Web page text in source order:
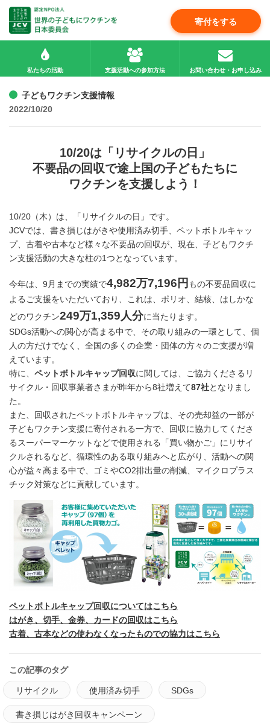
寄付をする
私たちの活動 支援活動への参加方法 お問い合わせ・お申し込み
子どもワクチン支援情報
2022/10/20
10/20は「リサイクルの日」
不要品の回収で途上国の子どもたちに
ワクチンを支援しよう！
10/20（木）は、「リサイクルの日」です。
JCVでは、書き損じはがきや使用済み切手、ペットボトルキャッ
プ、古着や古本など様々な不要品の回収が、現在、子どもワクチ
ン支援活動の大きな柱の1つとなっています。
今年は、9月までの実績で4,982万7,196円 もの不要品回収に
よるご支援をいただいており、これは、ポリオ、結核、はしかな
どのワクチン249万1,359人分に当たります。
SDGs活動への関心が高まる中で、その取り組みの一環として、個
人の方だけでなく、全国の多くの企業・団体の方々のご支援が増
えています。
特に、 ペットボトルキャップ回収に関しては、ご協力くださるリ
サイクル・回収事業者さまが昨年から8社増えて87社となりまし
た。
また、回収されたペットボトルキャップは、その売却益の一部が
子どもワクチン支援に寄付される一方で、回収に協力してくださ
るスーパーマーケットなどで使用される「買い物かご」にリサイ
クルされるなど、循環性のある取り組みへと広がり、活動への関
心が益々高まる中で、ゴミやCO2排出量の削減、マイクロプラス
チック対策などに貢献しています。
ペットボトルキャップ回収についてはこちら
はがき、切手、金券、カードの回収はこちら
古着、古本などの使わなくなったものでの協力はこちら
この記事のタグ
リサイクル 使用済み切手 SDGs
書き損じはがき回収キャンペーン